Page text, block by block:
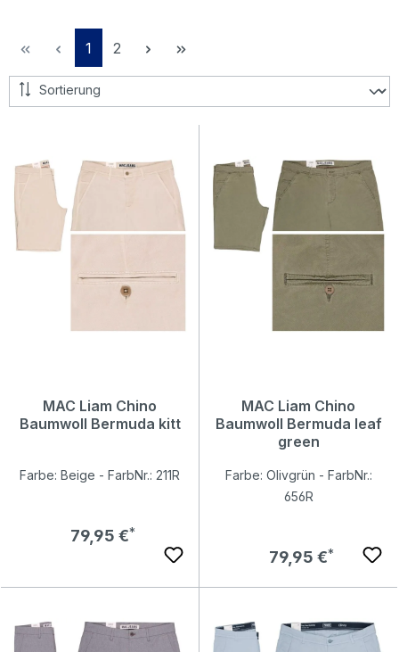
Seite
1 Seite
2
MAC Liam Chino
Baumwoll Bermuda kitt
Farbe: Beige - FarbNr.: 211R
Regulärer Preis:
79,95 €
MAC Liam Chino
Baumwoll Bermuda leaf
green
Farbe: Olivgrün - FarbNr.:
656R
Regulärer Preis:
79,95 €